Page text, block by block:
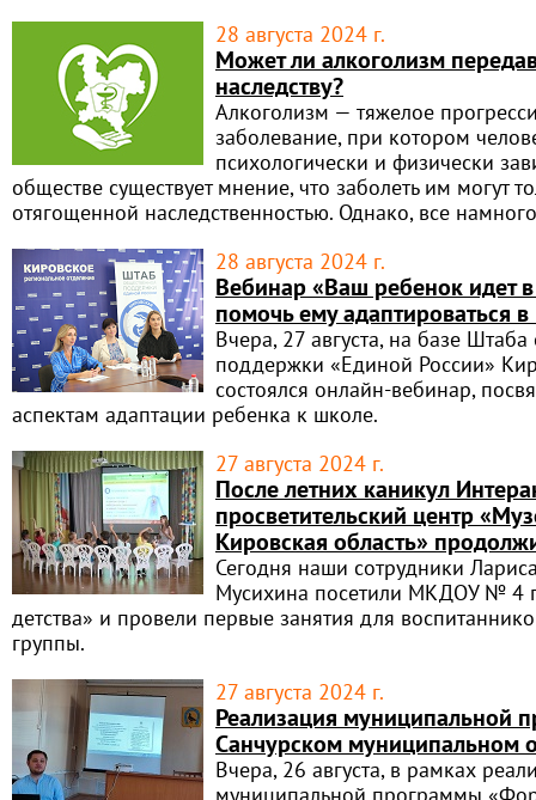
28 августа 2024 г.
Может ли алкоголизм
наследству?
Алкоголизм — тяжелое
заболевание, при котором
психологически и физически
обществе существует мнение, что заболеть им могут
отягощенной наследственностью. Однако, все
28 августа 2024 г.
Вебинар «Ваш ребенок идет
помочь ему адаптироваться
Вчера, 27 августа, на базе
поддержки «Единой России»
состоялся онлайн-вебинар,
аспектам адаптации ребенка к школе.
27 августа 2024 г.
После летних каникул
просветительский центр
Кировская область»
Сегодня наши сотрудники
Мусихина посетили МКДОУ № 4
детства» и провели первые занятия для
группы.
27 августа 2024 г.
Реализация муниципальной
Санчурском муниципальном
Вчера, 26 августа, в рамках
муниципальной программы